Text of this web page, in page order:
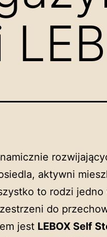
aktywni
to rodzi
do
jest LEBOX Self